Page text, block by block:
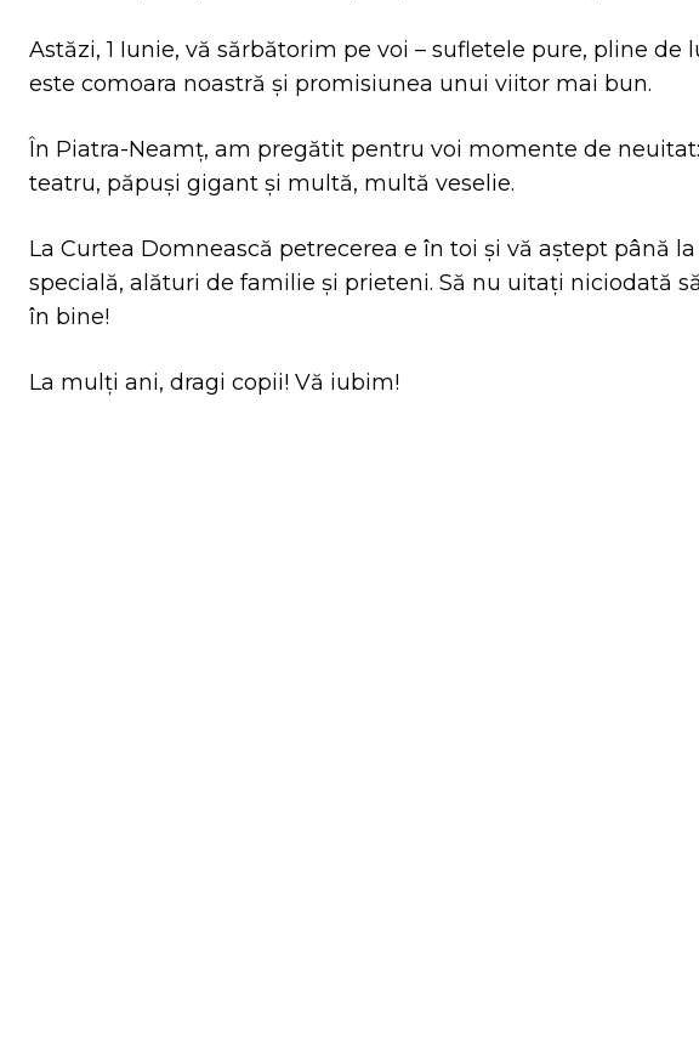
Astăzi, 1 Iunie, vă sărbătorim pe voi – sufletele pure, pline de
este comoara noastră și promisiunea unui viitor mai bun.
În Piatra-Neamț, am pregătit pentru voi momente de
teatru, păpuși gigant și multă, multă veselie.
La Curtea Domnească petrecerea e în toi și vă aștept până
specială, alături de familie și prieteni. Să nu uitați niciodată
în bine!
La mulți ani, dragi copii! Vă iubim!